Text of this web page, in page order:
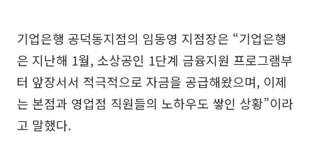
기업은행 공덕동지점의 임동영 지점장은 “기업은행
은 지난해 1월, 소상공인 1단계 금융지원 프로그램부
터 앞장서서 적극적으로 자금을 공급해왔으며, 이제
는 본점과 영업점 직원들의 노하우도 쌓인 상황”이라
고 말했다.